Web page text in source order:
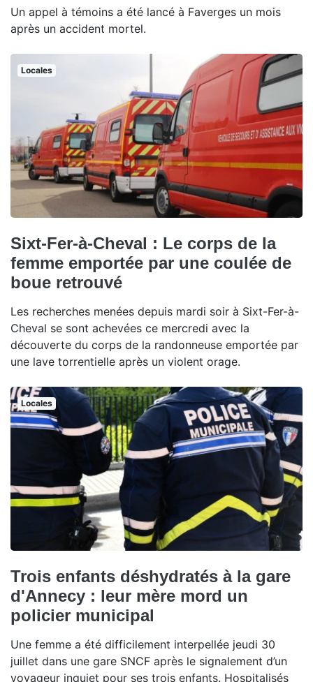
Un appel à témoins a été lancé à Faverges un mois
après un accident mortel.
Locales
Sixt-Fer-à-Cheval : Le corps de la
femme emportée par une coulée de
boue retrouvé
Les recherches menées depuis mardi soir à Sixt-Fer-à-
Cheval se sont achevées ce mercredi avec la
découverte du corps de la randonneuse emportée par
une lave torrentielle après un violent orage.
Locales
Trois enfants déshydratés à la gare
d'Annecy : leur mère mord un
policier municipal
Une femme a été difficilement interpellée jeudi 30
juillet dans une gare SNCF après le signalement d’un
voyageur inquiet pour ses trois enfants. Hospitalisés